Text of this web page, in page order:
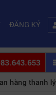
ĐĂNG KÝ
hàng thanh lý